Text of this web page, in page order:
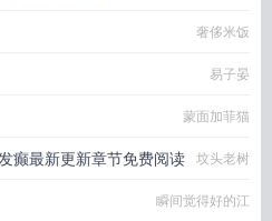
奢侈米饭
易子晏
蒙面加菲猫
癫最新更新章节免费阅读 坟头老树
瞬间觉得好的江